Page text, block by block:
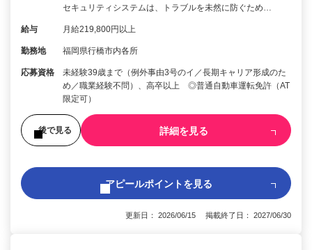
セキュリティシステムは、トラブルを未然に防ぐため…
給与 月給219,800円以上
勤務地 福岡県行橋市内各所
応募資格
未経験39歳まで（例外事由3号のイ／長期キャリア形成のた
め／職業経験不問）、高卒以上 ◎普通自動車運転免許（AT
限定可）
後で見る 詳細を見る
アピールポイントを見る
更新日： 2026/06/15 掲載終了日： 2027/06/30